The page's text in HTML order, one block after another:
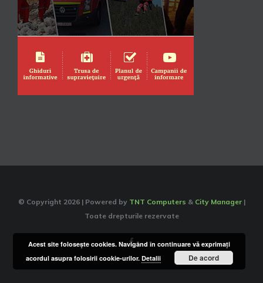
© Copyright 2026 | Powered by TNT Computers & City Manager|
Toate drepturile rezervate
Facebook
Acest site foloseşte cookies. Navigând în continuare vă exprimaţi
acordul asupra folosirii cookie-urilor. Detalii De acord